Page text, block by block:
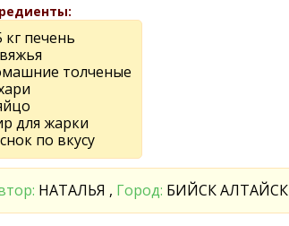
кг печень
толченые
для жарки
по вкусу
НАТАЛЬЯ , Город: БИЙСК